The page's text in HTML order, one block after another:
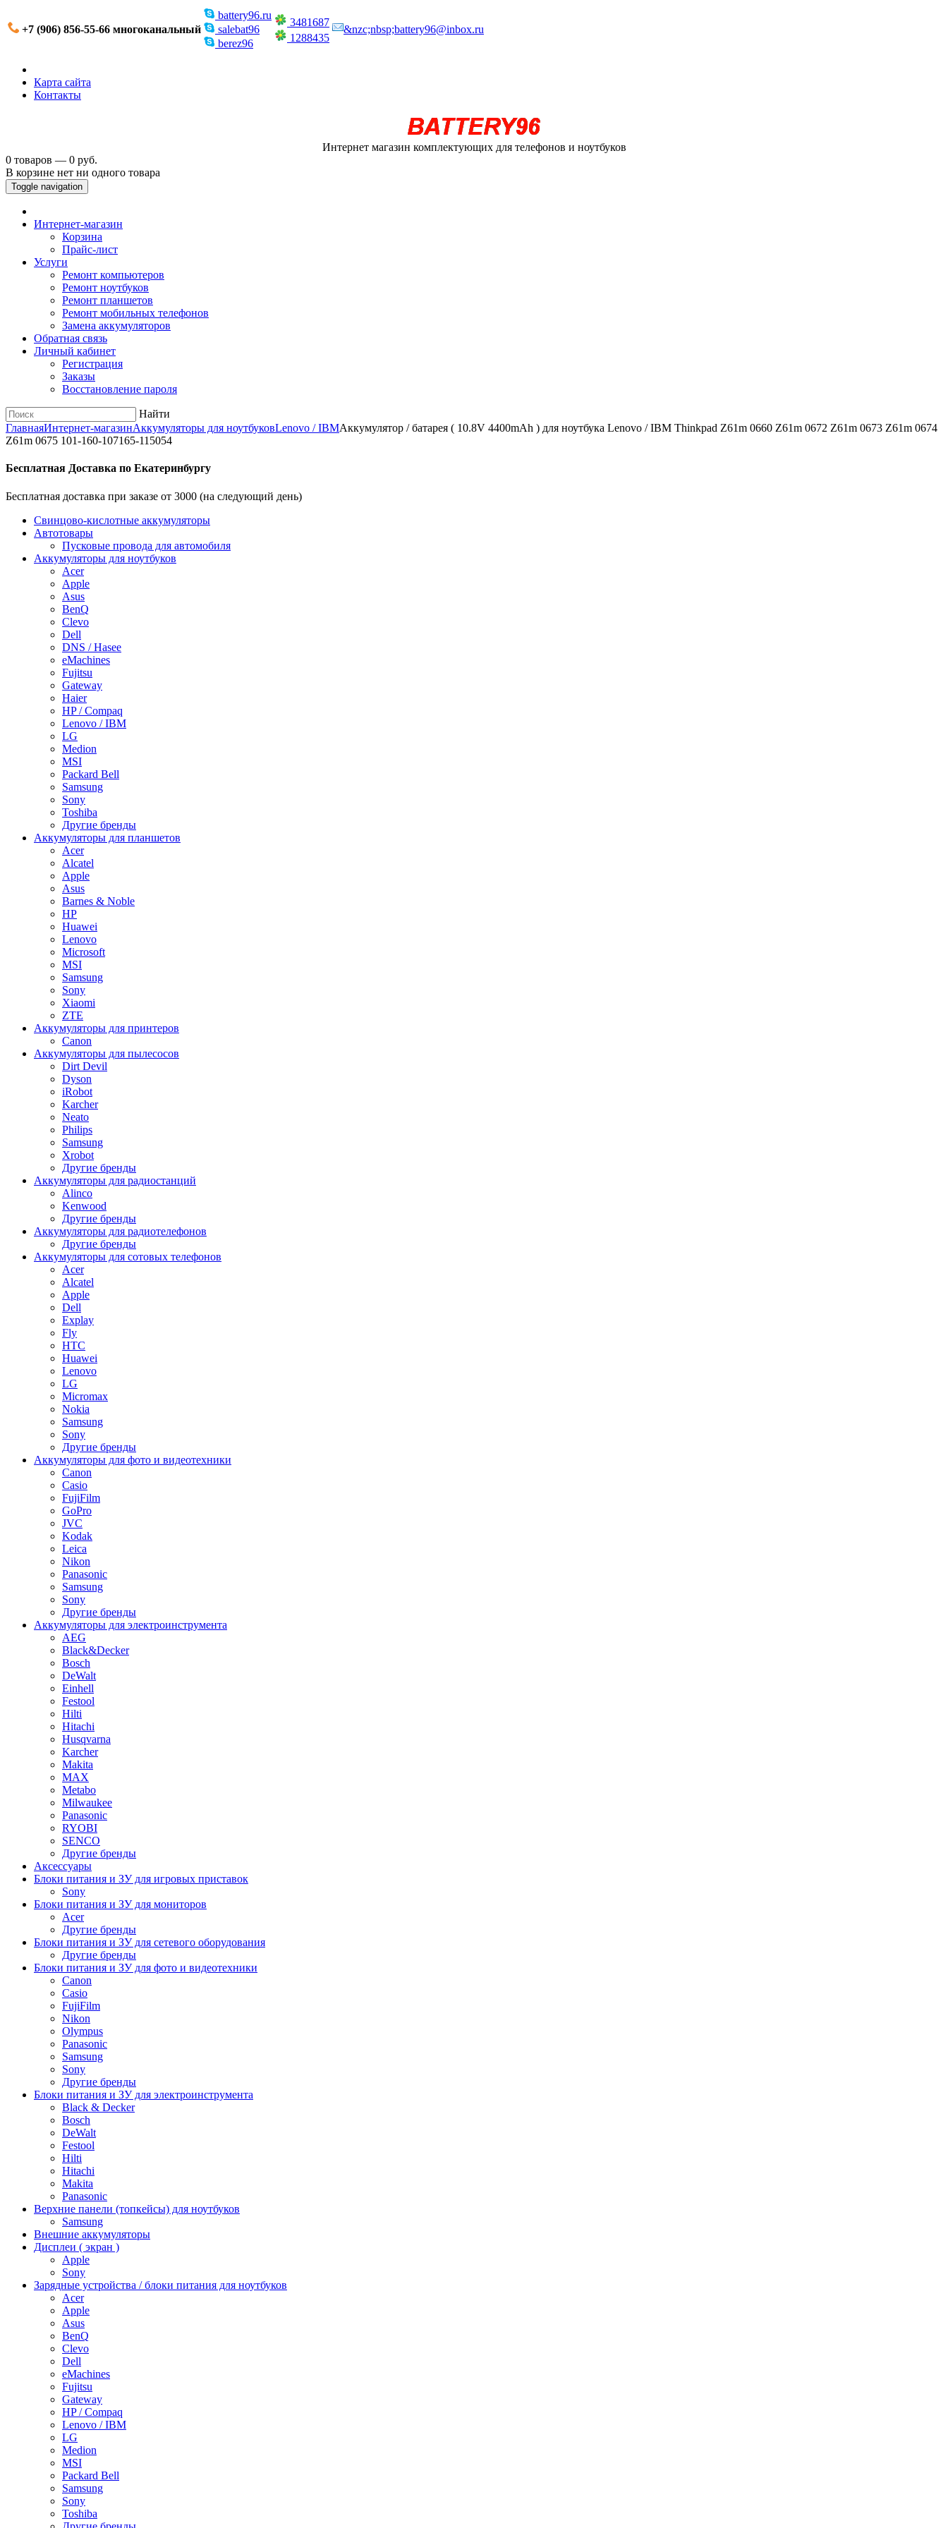
+7 (906) 856-55-66 многоканальный
battery96.ru
salebat96
berez96
3481687
1288435
&nzc;nbsp;battery96@inbox.ru
Карта сайта
Контакты
Интернет магазин комплектующих для телефонов и ноутбуков
0 товаров — 0 руб.
В корзине нет ни одного товара
Toggle navigation
Интернет-магазин
Корзина
Прайс-лист
Услуги
Ремонт компьютеров
Ремонт ноутбуков
Ремонт планшетов
Ремонт мобильных телефонов
Замена аккумуляторов
Обратная связь
Личный кабинет
Регистрация
Заказы
Восстановление пароля
Найти
ГлавнаяИнтернет-магазинАккумуляторы для ноутбуковLenovo / IBMАккумулятор / батарея ( 10.8V 4400mAh ) для ноутбука Lenovo / IBM Thinkpad Z61m 0660 Z61m 0672 Z61m 0673 Z61m 0674
Z61m 0675 101-160-107165-115054
Бесплатная Доставка по Екатеринбургу
Бесплатная доставка при заказе от 3000 (на следующий день)
Cвинцово-кислотные аккумуляторы
Автотовары
Пусковые провода для автомобиля
Аккумуляторы для ноутбуков
Acer
Apple
Asus
BenQ
Clevo
Dell
DNS / Hasee
eMachines
Fujitsu
Gateway
Haier
HP / Compaq
Lenovo / IBM
LG
Medion
MSI
Packard Bell
Samsung
Sony
Toshiba
Другие бренды
Аккумуляторы для планшетов
Acer
Alcatel
Apple
Asus
Barnes & Noble
HP
Huawei
Lenovo
Microsoft
MSI
Samsung
Sony
Xiaomi
ZTE
Аккумуляторы для принтеров
Canon
Аккумуляторы для пылесосов
Dirt Devil
Dyson
iRobot
Karcher
Neato
Philips
Samsung
Xrobot
Другие бренды
Аккумуляторы для радиостанций
Alinco
Kenwood
Другие бренды
Аккумуляторы для радиотелефонов
Другие бренды
Аккумуляторы для сотовых телефонов
Acer
Alcatel
Apple
Dell
Explay
Fly
HTC
Huawei
Lenovo
LG
Micromax
Nokia
Samsung
Sony
Другие бренды
Аккумуляторы для фото и видеотехники
Canon
Casio
FujiFilm
GoPro
JVC
Kodak
Leica
Nikon
Panasonic
Samsung
Sony
Другие бренды
Аккумуляторы для электроинструмента
AEG
Black&Decker
Bosch
DeWalt
Einhell
Festool
Hilti
Hitachi
Husqvarna
Karcher
Makita
MAX
Metabo
Milwaukee
Panasonic
RYOBI
SENCO
Другие бренды
Аксессуары
Блоки питания и ЗУ для игровых приставок
Sony
Блоки питания и ЗУ для мониторов
Acer
Другие бренды
Блоки питания и ЗУ для сетевого оборудования
Другие бренды
Блоки питания и ЗУ для фото и видеотехники
Canon
Casio
FujiFilm
Nikon
Olympus
Panasonic
Samsung
Sony
Другие бренды
Блоки питания и ЗУ для электроинструмента
Black & Decker
Bosch
DeWalt
Festool
Hilti
Hitachi
Makita
Panasonic
Верхние панели (топкейсы) для ноутбуков
Samsung
Внешние аккумуляторы
Дисплеи ( экран )
Apple
Sony
Зарядные устройства / блоки питания для ноутбуков
Acer
Apple
Asus
BenQ
Clevo
Dell
eMachines
Fujitsu
Gateway
HP / Compaq
Lenovo / IBM
LG
Medion
MSI
Packard Bell
Samsung
Sony
Toshiba